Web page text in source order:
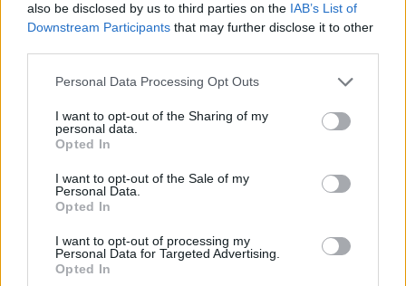
also be disclosed by us to third parties on the IAB’s List of
Downstream Participants that may further disclose it to other
Please note that this website/app uses one or more Google
not limited to your visit or usage behaviour. You may click to
grant or deny consent to Google and its third-party tags to
use your data for below specified purposes in below Google
consent section.
Personal Data Processing Opt Outs
I want to opt-out of the Sharing of my
personal data.
Opted In
I want to opt-out of the Sale of my
Personal Data.
Opted In
I want to opt-out of processing my
Personal Data for Targeted Advertising.
Opted In
nevezem. Egy kevésbé tájékozott honfitársunk is
zászlólengetők = nyilasok, fasiszták. És ez az ami
volna könnyű megírni politikailag semlegesen, de
nem is sikerült.
Cpt. Flint
18 éve